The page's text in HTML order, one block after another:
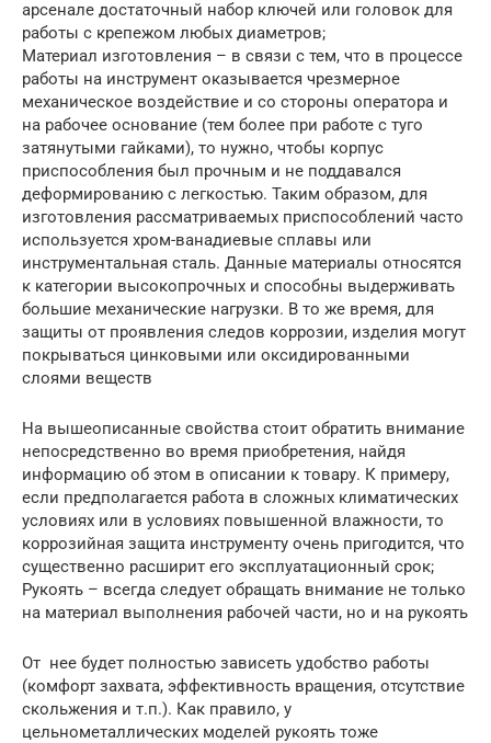
арсенале достаточный набор ключей или головок для
работы с крепежом любых диаметров;
Материал изготовления – в связи с тем, что в процессе
работы на инструмент оказывается чрезмерное
механическое воздействие и со стороны оператора и
на рабочее основание (тем более при работе с туго
затянутыми гайками), то нужно, чтобы корпус
приспособления был прочным и не поддавался
деформированию с легкостью. Таким образом, для
изготовления рассматриваемых приспособлений часто
используется хром-ванадиевые сплавы или
инструментальная сталь. Данные материалы относятся
к категории высокопрочных и способны выдерживать
большие механические нагрузки. В то же время, для
защиты от проявления следов коррозии, изделия могут
покрываться цинковыми или оксидированными
слоями веществ
На вышеописанные свойства стоит обратить внимание
непосредственно во время приобретения, найдя
информацию об этом в описании к товару. К примеру,
если предполагается работа в сложных климатических
условиях или в условиях повышенной влажности, то
коррозийная защита инструменту очень пригодится, что
существенно расширит его эксплуатационный срок;
Рукоять – всегда следует обращать внимание не только
на материал выполнения рабочей части, но и на рукоять
От нее будет полностью зависеть удобство работы
(комфорт захвата, эффективность вращения, отсутствие
скольжения и т.п.). Как правило, у
цельнометаллических моделей рукоять тоже